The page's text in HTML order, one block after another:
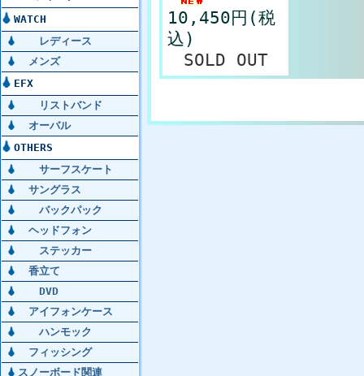
WATCH
レディース
メンズ
EFX
リストバンド
オーバル
OTHERS
サーフスケート
サングラス
バックパック
ヘッドフォン
ステッカー
香立て
DVD
アイフォンケース
ハンモック
フィッシング
スノーボード関連
10,450円(税
込)
SOLD OUT